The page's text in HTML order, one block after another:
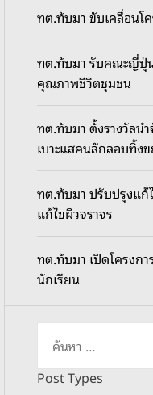
ทต.ทับมา ขับเคลื่อนโ
ทต.ทับมา รับคณะญี่ปุ่
คุณภาพชีวิตชุมชน
ทต.ทับมา ตั้งรางวัลน
เบาะแสคนลักลอบทิ้ง
ทต.ทับมา ปรับปรุงแก้
แก้ไขผิวจราจร
ทต.ทับมา เปิดโครงก
นักเรียน
ห
Post Types